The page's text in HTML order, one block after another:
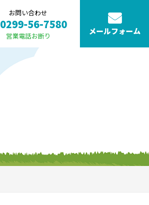
お問い合わせ
0299-56-7580
営業電話お断り メールフォーム